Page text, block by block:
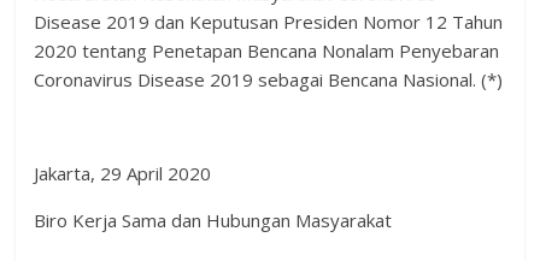
Disease 2019 dan Keputusan Presiden Nomor 12 Tahun
2020 tentang Penetapan Bencana Nonalam Penyebaran
Coronavirus Disease 2019 sebagai Bencana Nasional. (*)
Jakarta, 29 April 2020
Biro Kerja Sama dan Hubungan Masyarakat